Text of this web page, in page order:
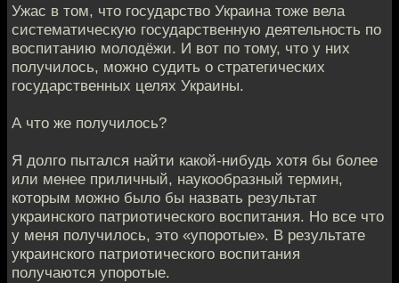
Ужас в том, что государство Украина тоже вела
систематическую государственную деятельность по
воспитанию молодёжи. И вот по тому, что у них
получилось, можно судить о стратегических
государственных целях Украины.
А что же получилось?
Я долго пытался найти какой-нибудь хотя бы более
или менее приличный, наукообразный термин,
которым можно было бы назвать результат
украинского патриотического воспитания. Но все что
у меня получилось, это «упоротые». В результате
украинского патриотического воспитания
получаются упоротые.